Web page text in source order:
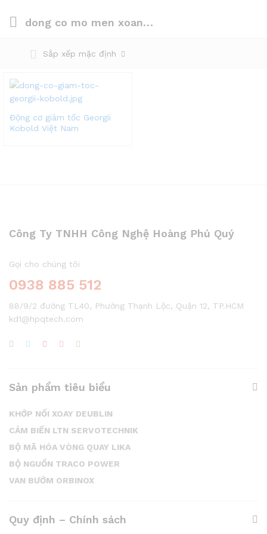
dong co mo men xoan georgii kobold
Sắp xếp mặc định
Động cơ giảm tốc Georgii
Kobold Việt Nam
Công Ty TNHH Công Nghệ Hoàng Phú Quý
Gọi cho chúng tôi
0938 885 512
88/9/2 đường TL40, Phường Thạnh Lộc, Quận 12, TP.HCM
kd1@hpqtech.com
Sản phẩm tiêu biểu
KHỚP NỐI XOAY DEUBLIN
CẢM BIẾN LTN SERVOTECHNIK
BỘ MÃ HÓA VÒNG QUAY LIKA
BỘ NGUỒN TRACO POWER
VAN BƯỚM ORBINOX
Quy định – Chính sách